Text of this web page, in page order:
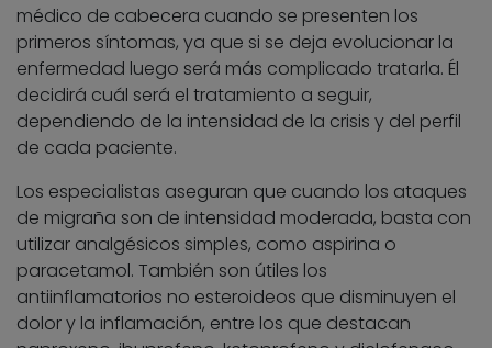
médico de cabecera cuando se presenten los
primeros síntomas, ya que si se deja evolucionar la
enfermedad luego será más complicado tratarla. Él
decidirá cuál será el tratamiento a seguir,
dependiendo de la intensidad de la crisis y del perfil
de cada paciente.
Los especialistas aseguran que cuando los ataques
de migraña son de intensidad moderada, basta con
utilizar analgésicos simples, como aspirina o
paracetamol. También son útiles los
antiinflamatorios no esteroideos que disminuyen el
dolor y la inflamación, entre los que destacan